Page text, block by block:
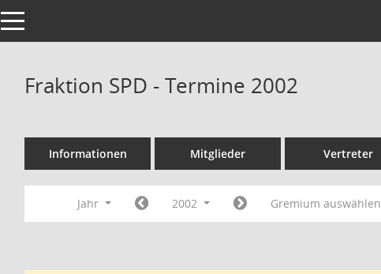
Toggle navigation
Fraktion SPD - Termine 2002
Informationen Mitglieder Vertreter
Jahr 2002 Gremium auswählen